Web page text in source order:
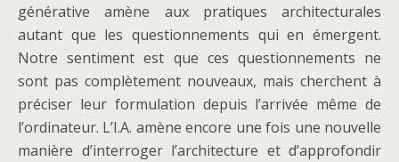
générative amène aux pratiques architecturales
autant que les questionnements qui en émergent.
Notre sentiment est que ces questionnements ne
sont pas complètement nouveaux, mais cherchent à
préciser leur formulation depuis l’arrivée même de
l’ordinateur. L’I.A. amène encore une fois une nouvelle
manière d’interroger l’architecture et d’approfondir